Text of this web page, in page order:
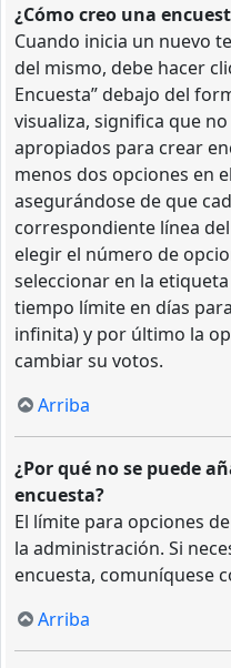
¿Cómo creo una
Cuando inicia un nuevo
del mismo, debe hacer
Encuesta” debajo del
visualiza, significa que
apropiados para crear
menos dos opciones en
asegurándose de que
correspondiente línea
elegir el número de
seleccionar en la
tiempo límite en días
infinita) y por último la
cambiar su votos.
Arriba
¿Por qué no se puede
encuesta?
El límite para opciones
la administración. Si
encuesta, comuníquese
Arriba